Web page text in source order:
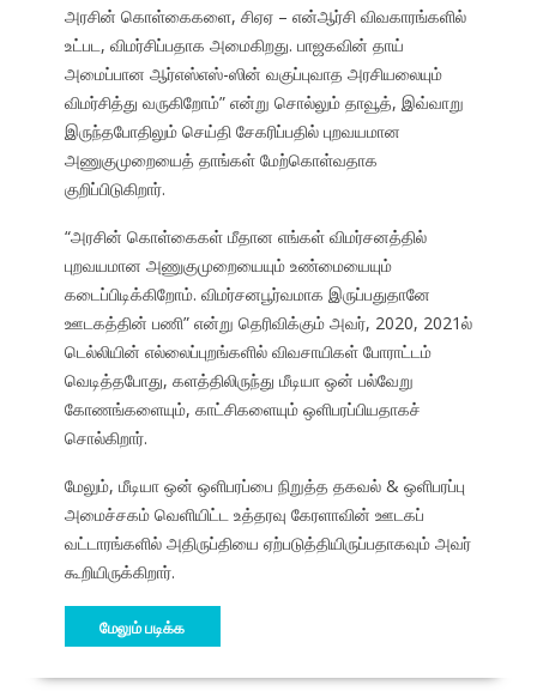
அரசின் கொள்கைகளை, சிஏஏ – என்ஆர்சி விவகாரங்களில்
உட்பட, விமர்சிப்பதாக அமைகிறது. பாஜகவின் தாய்
அமைப்பான ஆர்எஸ்எஸ்-ஸின் வகுப்புவாத அரசியலையும்
விமர்சித்து வருகிறோம்” என்று சொல்லும் தாவூத், இவ்வாறு
இருந்தபோதிலும் செய்தி சேகரிப்பதில் புறவயமான
அணுகுமுறையைத் தாங்கள் மேற்கொள்வதாக
குறிப்பிடுகிறார்.
“அரசின் கொள்கைகள் மீதான எங்கள் விமர்சனத்தில்
புறவயமான அணுகுமுறையையும் உண்மையையும்
கடைப்பிடிக்கிறோம். விமர்சனபூர்வமாக இருப்பதுதானே
ஊடகத்தின் பணி” என்று தெரிவிக்கும் அவர், 2020, 2021ல்
டெல்லியின் எல்லைப்புறங்களில் விவசாயிகள் போராட்டம்
வெடித்தபோது, களத்திலிருந்து மீடியா ஒன் பல்வேறு
கோணங்களையும், காட்சிகளையும் ஒளிபரப்பியதாகச்
சொல்கிறார்.
மேலும், மீடியா ஒன் ஒளிபரப்பை நிறுத்த தகவல் & ஒளிபரப்பு
அமைச்சகம் வெளியிட்ட உத்தரவு கேரளாவின் ஊடகப்
வட்டாரங்களில் அதிருப்தியை ஏற்படுத்தியிருப்பதாகவும் அவர்
கூறியிருக்கிறார்.
மேலும் படிக்க